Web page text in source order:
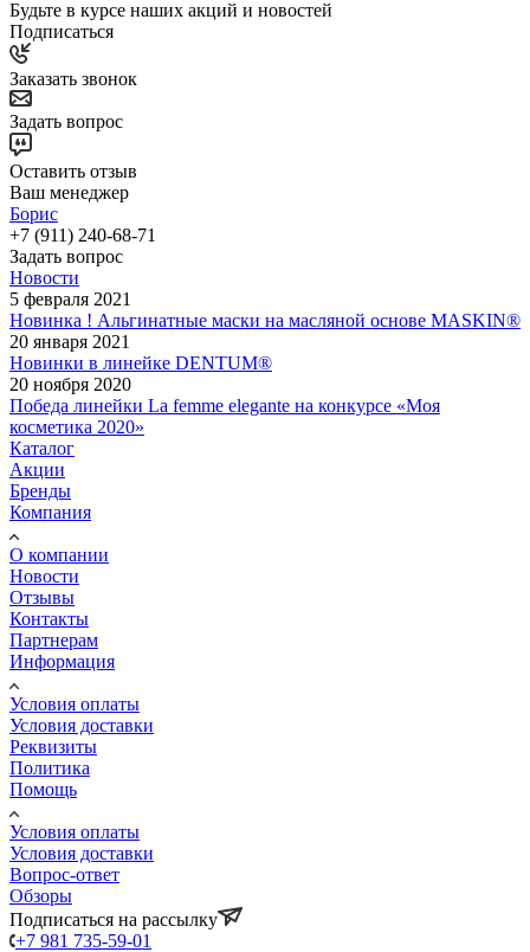
Будьте в курсе наших акций и новостей
Подписаться
Заказать звонок
Задать вопрос
Оставить отзыв
Ваш менеджер
Борис
+7 (911) 240-68-71
Задать вопрос
Новости
5 февраля 2021
Новинка ! Альгинатные маски на масляной основе MASKIN®
20 января 2021
Новинки в линейке DENTUM®
20 ноября 2020
Победа линейки La femme elegante на конкурсе «Моя
косметика 2020»
Каталог
Акции
Бренды
Компания
О компании
Новости
Отзывы
Контакты
Партнерам
Информация
Условия оплаты
Условия доставки
Реквизиты
Политика
Помощь
Условия оплаты
Условия доставки
Вопрос-ответ
Обзоры
Подписаться на рассылку
+7 981 735-59-01